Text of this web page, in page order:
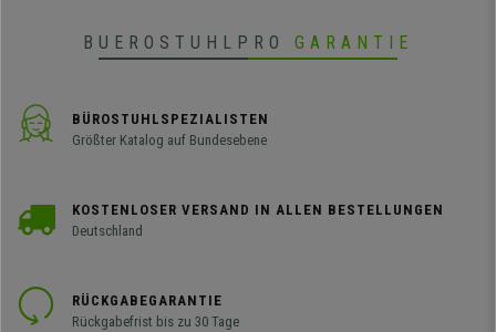
BUEROSTUHLPRO GARANTIE
BÜROSTUHLSPEZIALISTEN
Größter Katalog auf Bundesebene
KOSTENLOSER VERSAND IN ALLEN BESTELLUNGEN
Deutschland
RÜCKGABEGARANTIE
Rückgabefrist bis zu 30 Tage